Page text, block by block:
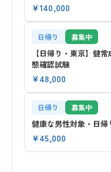
¥140,000
日帰り 募集中
【日帰り・東京】健
態確認試験
¥48,000
日帰り 募集中
健康な男性対象・日帰
¥45,000